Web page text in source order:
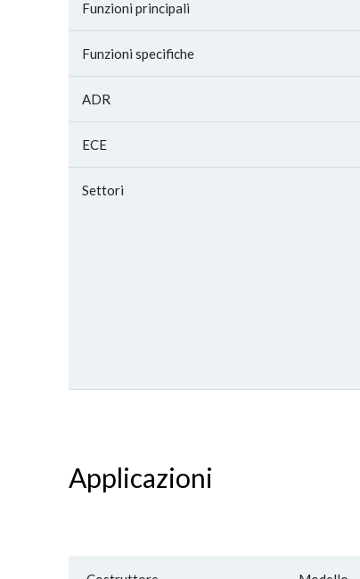
Funzioni principali
Funzioni specifiche
ADR
ECE
Settori
Applicazioni